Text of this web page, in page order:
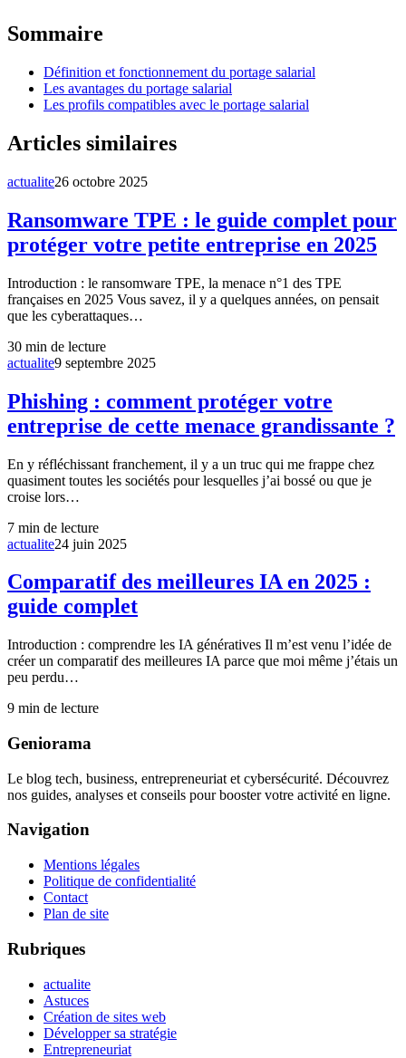
Sommaire
Définition et fonctionnement du portage salarial
Les avantages du portage salarial
Les profils compatibles avec le portage salarial
Articles similaires
actualite26 octobre 2025
Ransomware TPE : le guide complet pour
protéger votre petite entreprise en 2025
Introduction : le ransomware TPE, la menace n°1 des TPE
françaises en 2025 Vous savez, il y a quelques années, on pensait
que les cyberattaques…
30 min de lecture
actualite9 septembre 2025
Phishing : comment protéger votre
entreprise de cette menace grandissante ?
En y réfléchissant franchement, il y a un truc qui me frappe chez
quasiment toutes les sociétés pour lesquelles j’ai bossé ou que je
croise lors…
7 min de lecture
actualite24 juin 2025
Comparatif des meilleures IA en 2025 :
guide complet
Introduction : comprendre les IA génératives Il m’est venu l’idée de
créer un comparatif des meilleures IA parce que moi même j’étais un
peu perdu…
9 min de lecture
Geniorama
Le blog tech, business, entrepreneuriat et cybersécurité. Découvrez
nos guides, analyses et conseils pour booster votre activité en ligne.
Navigation
Mentions légales
Politique de confidentialité
Contact
Plan de site
Rubriques
actualite
Astuces
Création de sites web
Développer sa stratégie
Entrepreneuriat